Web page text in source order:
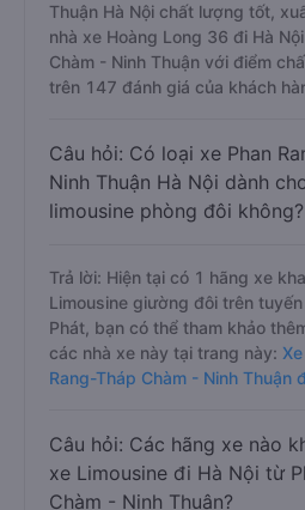
Thuận Hà Nội chất lượng tốt,
nhà xe Hoàng Long 36 đi Hà
Chàm - Ninh Thuận với điểm
trên 147 đánh giá của khách
Câu hỏi: Có loại xe Phan
Ninh Thuận Hà Nội dành
limousine phòng đôi không?
Trả lời: Hiện tại có 1 hãng xe
Limousine giường đôi trên
Phát, bạn có thể tham khảo
các nhà xe này tại trang này:
Rang-Tháp Chàm - Ninh Thuận
Câu hỏi: Các hãng xe nào
xe Limousine đi Hà Nội từ
Chàm - Ninh Thuận?